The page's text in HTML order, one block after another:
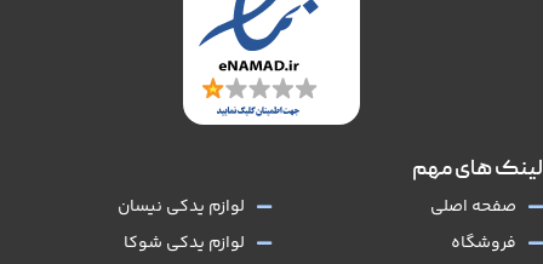
لینک های مهم
صفحه اصلی
فروشگاه
لوازم یدکی نیسان
لوازم یدکی شوکا